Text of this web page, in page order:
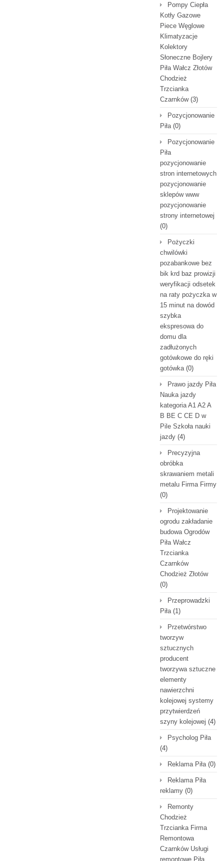
Pompy Ciepła
Kotły Gazowe
Piece Węglowe
Klimatyzacje
Kolektory
Słoneczne Bojlery
Piła Wałcz Złotów
Chodzież
Trzcianka
Czarnków(3)
Pozycjonowanie
Piła(0)
Pozycjonowanie
Piła
pozycjonowanie
stron internetowych
pozycjonowanie
sklepów www
pozycjonowanie
strony internetowej
(0)
Pożyczki
chwilówki
pozabankowe bez
bik krd baz prowizji
weryfikacji odsetek
na raty pożyczka w
15 minut na dowód
szybka
ekspresowa do
domu dla
zadłużonych
gotówkowe do ręki
gotówka(0)
Prawo jazdy Piła
Nauka jazdy
kategoria A1 A2 A
B BE C CE D‎ w
Pile Szkoła nauki
jazdy (4)
Precyzyjna
obróbka
skrawaniem metali
metalu Firma Firmy
(0)
Projektowanie
ogrodu zakładanie
budowa Ogrodów
Piła Wałcz
Trzcianka
Czarnków
Chodzież Złotów
(0)
Przeprowadzki
Piła(1)
Przetwórstwo
tworzyw
sztucznych
producent
tworzywa sztuczne
elementy
nawierzchni
kolejowej systemy
przytwierdzeń
szyny kolejowej (4)
Psycholog Piła
(4)
Reklama Piła(0)
Reklama Piła
reklamy (0)
Remonty
Chodzież
Trzcianka Firma
Remontowa
Czarnków Usługi
remontowe Piła